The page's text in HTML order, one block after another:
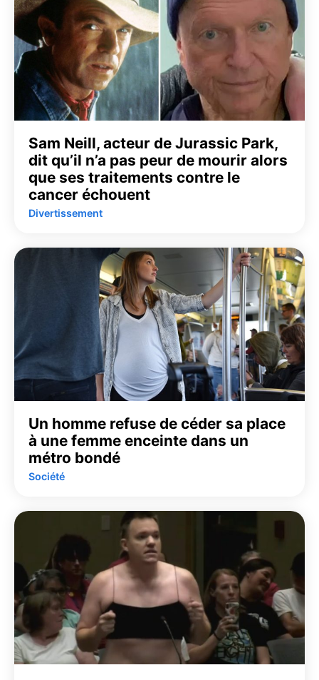
Sam Neill, acteur de Jurassic Park,
dit qu’il n’a pas peur de mourir alors
que ses traitements contre le
cancer échouent
Divertissement
Un homme refuse de céder sa place
à une femme enceinte dans un
métro bondé
Société